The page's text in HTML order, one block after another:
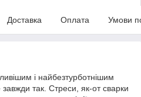
Доставка Оплата Умови
і найбезтурботнішим
так. Стреси, як-от сварки